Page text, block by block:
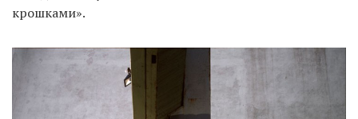
крошками».